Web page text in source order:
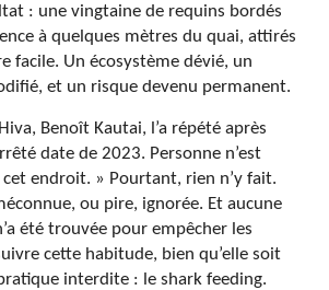
: une vingtaine de requins bordés
à quelques mètres du quai, attirés
facile. Un écosystème dévié, un
et un risque devenu permanent.
Benoît Kautai, l’a répété après
date de 2023. Personne n’est
cet endroit. » Pourtant, rien n’y fait.
ou pire, ignorée. Et aucune
été trouvée pour empêcher les
cette habitude, bien qu’elle soit
interdite : le shark feeding.